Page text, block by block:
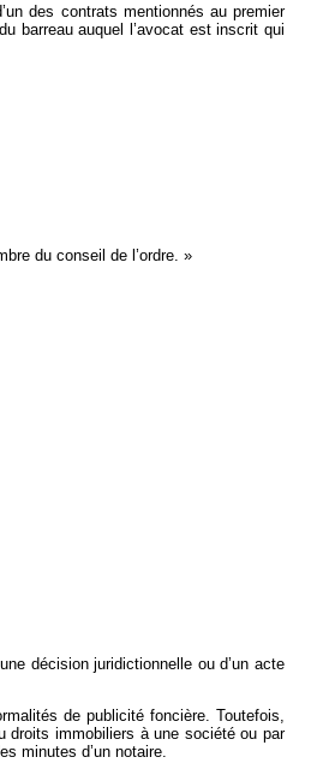
des contrats mentionnés au premier
barreau auquel l’avocat est inscrit qui
du conseil de l’ordre. »
décision juridictionnelle ou d’un acte
de publicité foncière. Toutefois,
droits immobiliers à une société ou par
minutes d’un notaire.